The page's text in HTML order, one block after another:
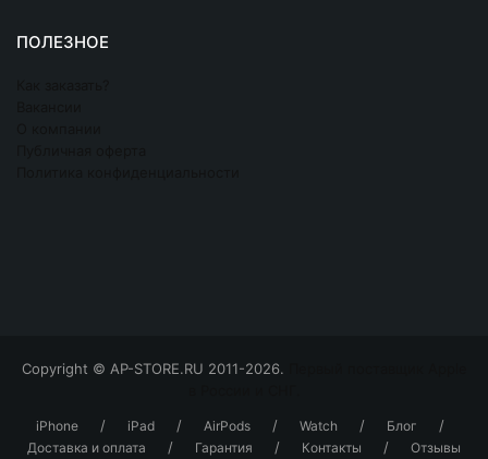
ПОЛЕЗНОЕ
Copyright © AP-STORE.RU 2011-2026.
iPhone / iPad / AirPods / Watch / Блог /
Доставка и оплата / Гарантия / Контакты / Отзывы